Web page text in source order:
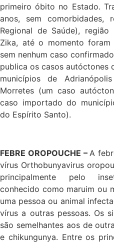
primeiro óbito no Estado.
anos, sem comorbidades,
Regional de Saúde),
Zika, até o momento foram
sem nenhum caso
publica os casos autóctones
municípios de
Morretes (um caso
caso importado do
do Espírito Santo).
FEBRE OROPOUCHE – A
vírus Orthobunyavirus
principalmente pelo
conhecido como maruim ou
uma pessoa ou animal
vírus a outras pessoas. Os
são semelhantes aos de
e chikungunya. Entre os